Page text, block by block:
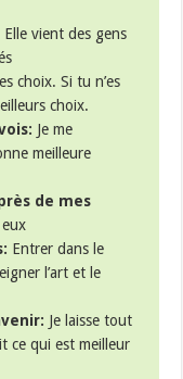
Elle vient des gens
choix. Si tu n’es
choix.
Je me
meilleure
de mes
Entrer dans le
l’art et le
Je laisse tout
ce qui est meilleur